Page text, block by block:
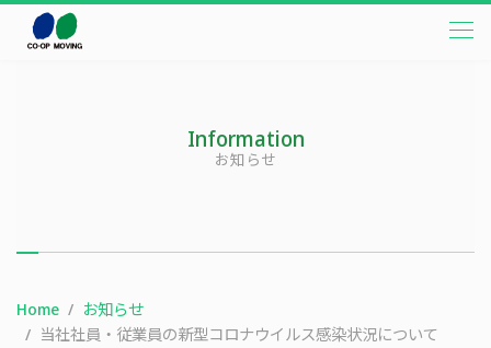
メ
本文までスキップする
Information
お知らせ
Home
お知らせ
当社社員・従業員の新型コロナウイルス感染状況について